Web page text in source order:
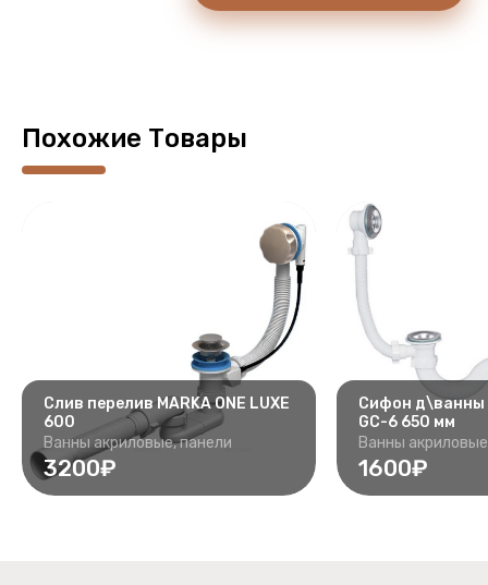
Похожие Товары
Слив перелив MARKA ONE LUXE
600
Ванны акриловые, панели
3200₽
Сифон д\ванны
GC-6 650 мм
Ванны
1600₽